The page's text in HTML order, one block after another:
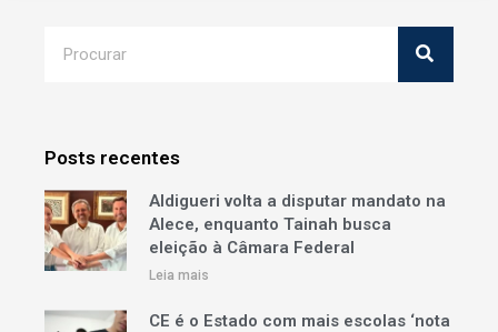
Posts recentes
Aldigueri volta a disputar mandato na
Alece, enquanto Tainah busca
eleição à Câmara Federal
Leia mais
CE é o Estado com mais escolas ‘nota